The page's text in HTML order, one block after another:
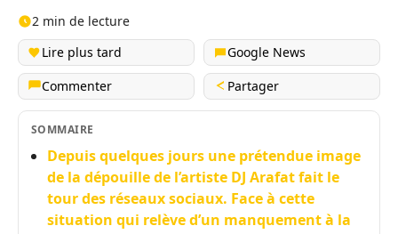
2 min de lecture
Lire plus tard
Google News
Commenter
Partager
SOMMAIRE
Depuis quelques jours une prétendue image
de la dépouille de l’artiste DJ Arafat fait le
tour des réseaux sociaux. Face à cette
situation qui relève d’un manquement à la